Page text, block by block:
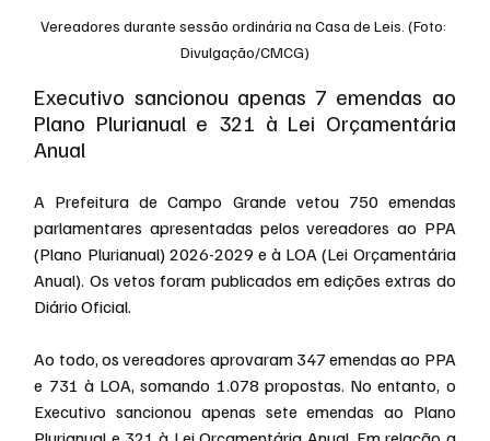
Vereadores durante sessão ordinária na Casa de Leis. (Foto:
Divulgação/CMCG)
Executivo sancionou apenas 7 emendas ao
Plano Plurianual e 321 à Lei Orçamentária
Anual
A Prefeitura de Campo Grande vetou 750 emendas
parlamentares apresentadas pelos vereadores ao PPA
(Plano Plurianual) 2026-2029 e à LOA (Lei Orçamentária
Anual). Os vetos foram publicados em edições extras do
Diário Oficial.
Ao todo, os vereadores aprovaram 347 emendas ao PPA
e 731 à LOA, somando 1.078 propostas. No entanto, o
Executivo sancionou apenas sete emendas ao Plano